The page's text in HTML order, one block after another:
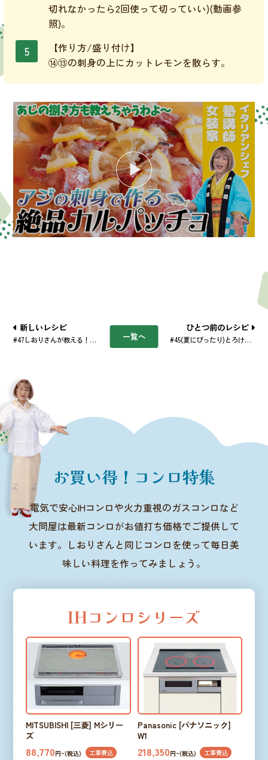
切れなかったら2回使って切っていい)(動画参
照)。
【作り方/盛り付け】
⑭⑬の刺身の上にカットレモンを散らす。
新しいレシピ
#47しおりさんが教える！焼き魚：旬のアジの香ばしい皮とふっくら身がたまらない 一覧へ
ひとつ前のレシピ
#45(夏にぴったり)とろける旬のイワシとシークワーサーソースの爽やかマリネ
お買い得！コンロ特集
電気で安心IHコンロや火力重視のガスコンロなど
大問屋は最新コンロがお値打ち価格でご提供して
います。しおりさんと同じコンロを使って毎日美
味しい料理を作ってみましょう。
IHコンロシリーズ
MITSUBISHI [三菱] Mシリー
ズ
88,770円~(税込) 工事費込
Panasonic [パナソニック]
W1
218,350円~(税込) 工事費込